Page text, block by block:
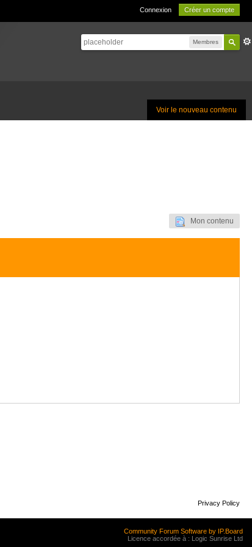
Connexion Créer un compte
Membres
Voir le nouveau contenu
Mon contenu
Privacy Policy
Community Forum Software by IP.Board
Licence accordée à : Logic Sunrise Ltd